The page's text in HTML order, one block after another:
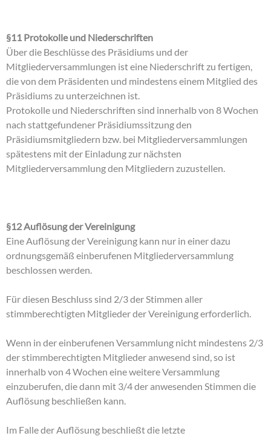
§11 Protokolle und Niederschriften
Über die Beschlüsse des Präsidiums und der
Mitgliederversammlungen ist eine Niederschrift zu fertigen,
die von dem Präsidenten und mindestens einem Mitglied des
Präsidiums zu unterzeichnen ist.
Protokolle und Niederschriften sind innerhalb von 8 Wochen
nach stattgefundener Präsidiumssitzung den
Präsidiumsmitgliedern bzw. bei Mitgliederversammlungen
spätestens mit der Einladung zur nächsten
Mitgliederversammlung den Mitgliedern zuzustellen.
§12 Auflösung der Vereinigung
Eine Auflösung der Vereinigung kann nur in einer dazu
ordnungsgemäß einberufenen Mitgliederversammlung
beschlossen werden.
Für diesen Beschluss sind 2/3 der Stimmen aller
stimmberechtigten Mitglieder der Vereinigung erforderlich.
Wenn in der einberufenen Versammlung nicht mindestens 2/3
der stimmberechtigten Mitglieder anwesend sind, so ist
innerhalb von 4 Wochen eine weitere Versammlung
einzuberufen, die dann mit 3/4 der anwesenden Stimmen die
Auflösung beschließen kann.
Im Falle der Auflösung beschließt die letzte